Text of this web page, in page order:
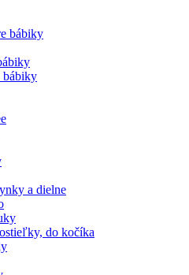
bábiky
bábiky
a dielne
do kočíka